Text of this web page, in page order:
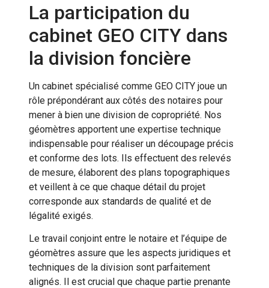
La participation du
cabinet GEO CITY dans
la division foncière
Un cabinet spécialisé comme GEO CITY joue un
rôle prépondérant aux côtés des notaires pour
mener à bien une division de copropriété. Nos
géomètres apportent une expertise technique
indispensable pour réaliser un découpage précis
et conforme des lots. Ils effectuent des relevés
de mesure, élaborent des plans topographiques
et veillent à ce que chaque détail du projet
corresponde aux standards de qualité et de
légalité exigés.
Le travail conjoint entre le notaire et l’équipe de
géomètres assure que les aspects juridiques et
techniques de la division sont parfaitement
alignés. Il est crucial que chaque partie prenante